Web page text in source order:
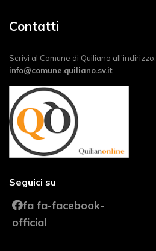
Contatti
Scrivi al Comune di Quiliano all'indirizzo:
info@comune.quiliano.sv.it
Seguici su
fa fa-facebook-
official